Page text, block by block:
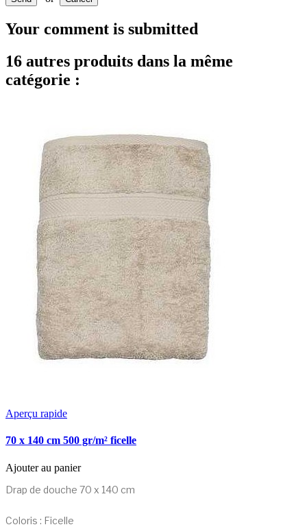
Your comment is submitted
16 autres produits dans la même
catégorie :
Aperçu rapide
70 x 140 cm 500 gr/m² ficelle
Ajouter au panier
Drap de douche 70 x 140 cm
Coloris : Ficelle